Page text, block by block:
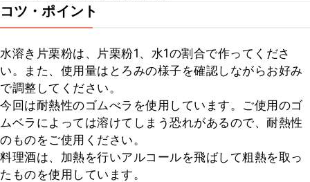
コツ・ポイント
水溶き片栗粉は、片栗粉1、水1の割合で作ってくださ
い。また、使用量はとろみの様子を確認しながらお好み
で調整してください。
今回は耐熱性のゴムべラを使用しています。ご使用のゴ
ムベラによっては溶けてしまう恐れがあるので、耐熱性
のものをご使用ください。
料理酒は、加熱を行いアルコールを飛ばして粗熱を取っ
たものを使用しています。